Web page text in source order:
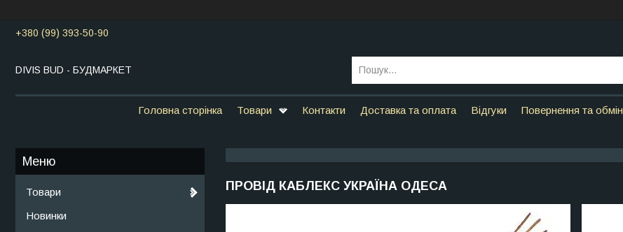
+380 (99) 393-50-90
DIVIS BUD - БУДМАРКЕТ
Головна сторінка Товари Контакти Доставка та оплата Відгуки Повернення та обмін
ПРОВІД КАБЛЕКС УКРАЇНА ОДЕСА
Товари
Новинки